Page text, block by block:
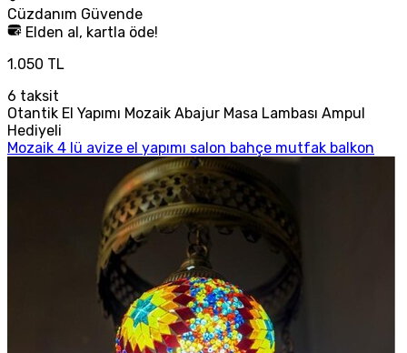
Cüzdanım Güvende
Elden al, kartla öde!
1.050 TL
6 taksit
Otantik El Yapımı Mozaik Abajur Masa Lambası Ampul
Hediyeli
Mozaik 4 lü avize el yapımı salon bahçe mutfak balkon